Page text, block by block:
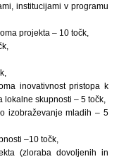
institucijami v programu
projekta – 10 točk,
inovativnost pristopa k
skupnosti – 5 točk,
izobraževanje mladih – 5
–10 točk,
(zloraba dovoljenih in